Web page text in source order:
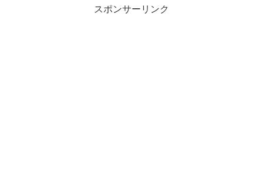
スポンサーリンク